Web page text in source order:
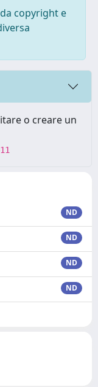
copyright e
o creare un
ND
ND
ND
ND